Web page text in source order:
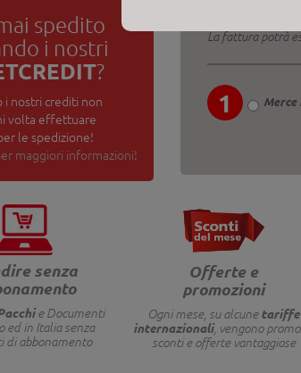
spedito
i nostri
?
i nostri crediti non
volta effettuare
le spedizione!
maggiori informazioni!
La fattura potrà
1
senza
e Documenti
ed in Italia senza
di abbonamento
Offerte e
promozioni
Ogni mese, su alcunetariffe
internazionali, vengono
sconti e offerte vantaggiose